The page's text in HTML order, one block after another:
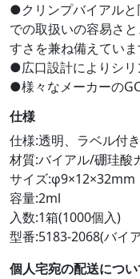
●クリンプバイアルと
での取扱いの容易さ
すさを兼ね備えていま
●広口設計によりシリ
●様々なメーカーの
仕様
仕様:透明、ラベル付き
材質:バイアル/硼珪酸
サイズ:φ9×12×32mm
容量:2ml
入数:1箱(1000個入)
型番:5183-2068(バイ
個人宅宛の配送につい